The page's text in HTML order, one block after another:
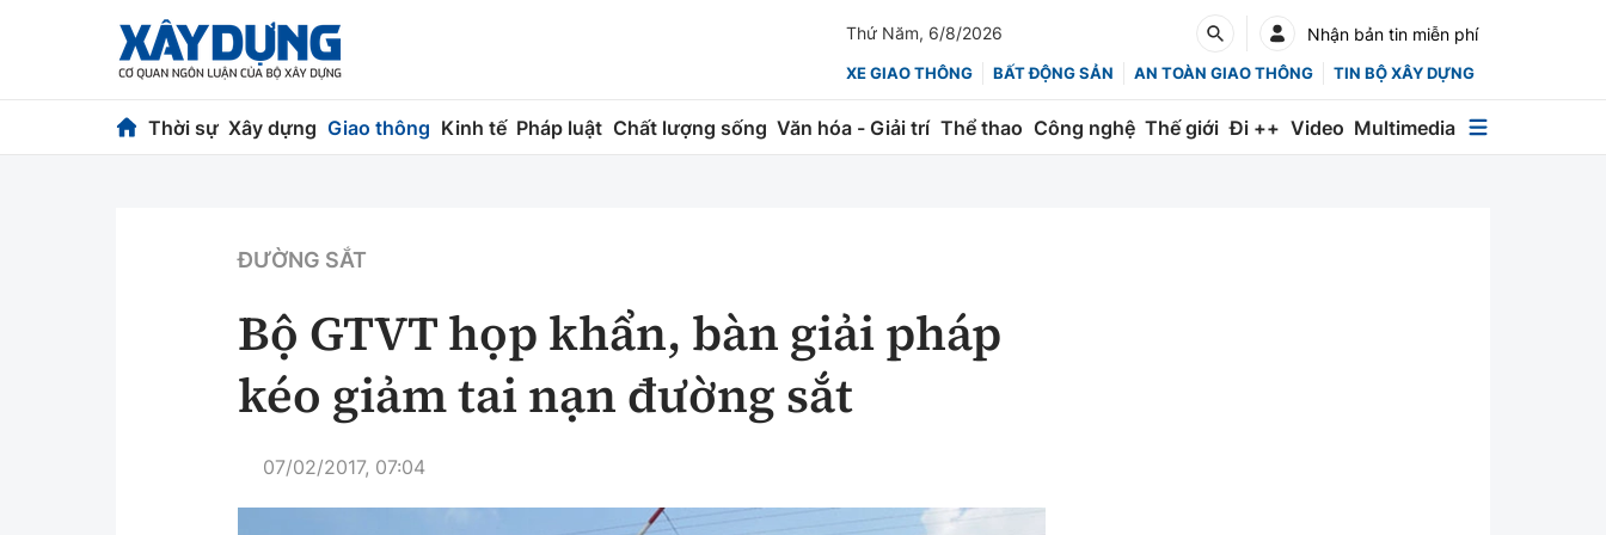
Thứ Năm, 6/8/2026 Nhận bản tin miễn phí
XE GIAO THÔNG BẤT ĐỘNG SẢN AN TOÀN GIAO THÔNG TIN BỘ XÂY DỰNG
Thời sự Xây dựng Giao thông Kinh tế Pháp luật Chất lượng sống Văn hóa - Giải trí Thể thao Công nghệ Thế giới Đi ++ Video Multimedia
Chuyện dọc đường Vật liệu xây dựng
Giám định chất lượng
Quản lý đô thị
Hàng không
Đường sắt
Đăng kiểm
xem thêm
Chứng khoán
ĐƯỜNG SẮT
Bộ GTVT họp khẩn, bàn giải pháp
kéo giảm tai nạn đường sắt
07/02/2017, 07:04